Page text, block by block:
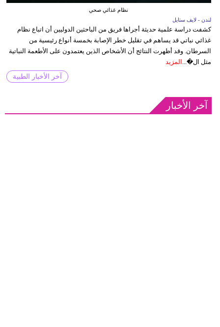
نظام غذائي صحي
لندن - لايف ستايل
كشفت دراسة علمية حديثة أجراها فريق من الباحثين الدوليين أن اتباع نظام
غذائي نباتي قد يساهم في تقليل خطر الإصابة بخمسة أنواع رئيسية من
السرطان. وقد أظهرت النتائج أن الأشخاص الذين يعتمدون على الأطعمة النباتية
مثل ال�...
المزيد
آخر الأخبار الطبية
آخر الأخبار